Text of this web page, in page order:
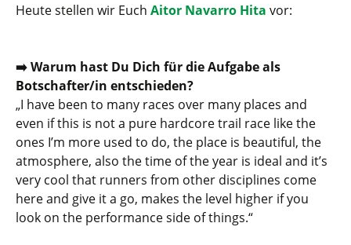
Heute stellen wir Euch Aitor Navarro Hita vor:
➡️ Warum hast Du Dich für die Aufgabe als
Botschafter/in entschieden?
„I have been to many races over many places and
even if this is not a pure hardcore trail race like the
ones I’m more used to do, the place is beautiful, the
atmosphere, also the time of the year is ideal and it’s
very cool that runners from other disciplines come
here and give it a go, makes the level higher if you
look on the performance side of things.“